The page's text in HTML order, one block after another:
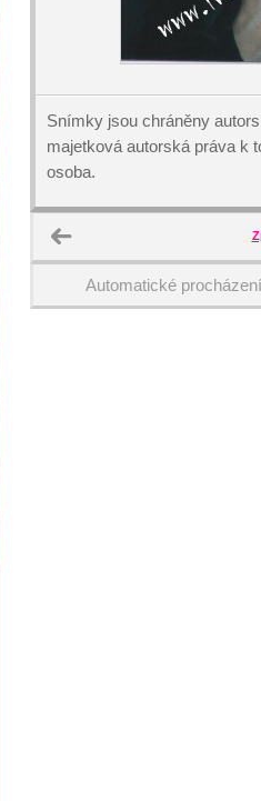
Snímky jsou chráněny
majetková autorská práva k
osoba.
Automatické